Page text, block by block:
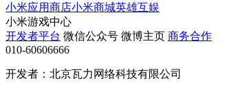
小米应用商店小米商城英雄互娱
小米游戏中心
开发者平台 微信公众号 微博主页 商务合作
010-60606666
开发者：北京瓦力网络科技有限公司